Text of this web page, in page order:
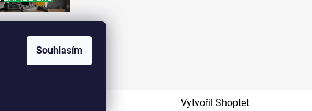
Souhlasím
Vytvořil Shoptet